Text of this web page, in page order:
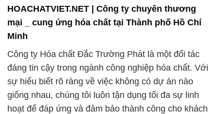
đáng tin cậy trong ngành công nghiệp hóa chất. Với
sự hiểu biết rõ ràng về việc không có dự án nào
giống nhau, chúng tôi luôn tận dụng tối đa sự linh
hoạt để đáp ứng và đảm bảo thành công cho khách
hàng.
Chúng tôi tự hào là đối tác uy tín cho ngành xây
dựng, cung cấp những giải pháp tùy chỉnh và chất
lượng hàng đầu để đáp ứng nhu cầu sản xuất của